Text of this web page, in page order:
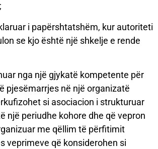
i papërshtatshëm, kur autoriteti
se kjo është një shkelje e rende
nga një gjykatë kompetente për
pjesëmarrjes në një organizatë
si asociacion i strukturuar
një periudhe kohore dhe që vepron
me qëllim të përfitimit
veprimeve që konsiderohen si